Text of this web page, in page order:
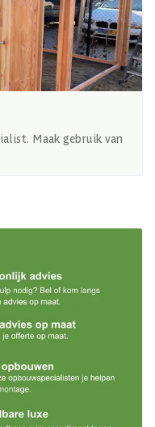
Maak gebruik van